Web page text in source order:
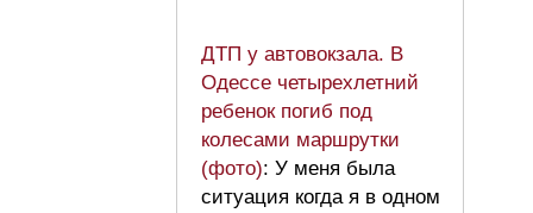
ДТП у автовокзала. В
Одессе четырехлетний
ребенок погиб под
колесами маршрутки
(фото): У меня была
ситуация когда я в одном